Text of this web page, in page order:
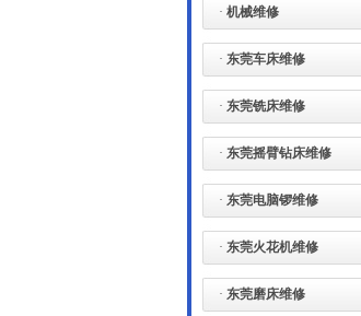
· 机械维修
· 东莞车床维修
· 东莞铣床维修
· 东莞摇臂钻床维修
· 东莞电脑锣维修
· 东莞火花机维修
· 东莞磨床维修